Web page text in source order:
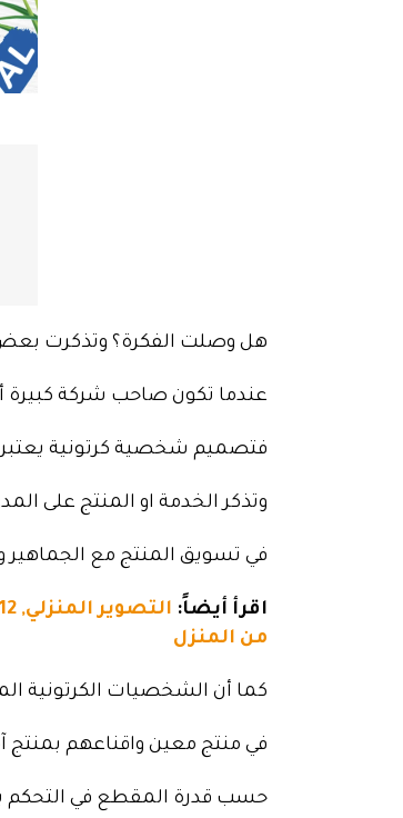
هل وصلت الفكرة؟ وتذكرت بعض
عندما تكون صاحب شركة كبيرة
فتصميم شخصية كرتونية
وتذكر الخدمة او المنتج على
في تسويق المنتج مع
اقرأ أيضاً:
من المنزل
كما أن الشخصيات الكرتونية
في منتج معين واقناعهم بمنتج
حسب قدرة المقطع في التحكم